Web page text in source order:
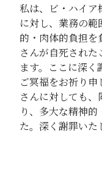
私は、ビ・ハイア
に対し、業務の
的・肉体的負担
さんが自死された
ます。ここに深
ご冥福をお祈り
さんに対しても
り、多大な精神
た。深く謝罪いた